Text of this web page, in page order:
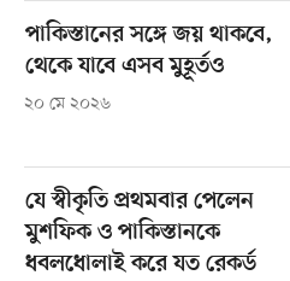
পাকিস্তানের সঙ্গে জয় থাকবে,
থেকে যাবে এসব মুহূর্তও
২০ মে ২০২৬
যে স্বীকৃতি প্রথমবার পেলেন
মুশফিক ও পাকিস্তানকে
ধবলধোলাই করে যত রেকর্ড